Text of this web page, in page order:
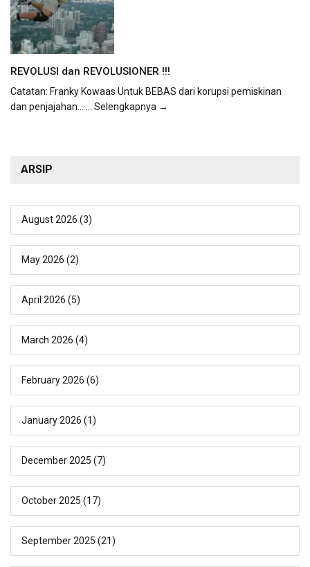
REVOLUSI dan REVOLUSIONER !!!
Catatan: Franky Kowaas Untuk BEBAS dari korupsi pemiskinan
dan penjajahan... ... Selengkapnya →
ARSIP
August 2026 (3)
May 2026 (2)
April 2026 (5)
March 2026 (4)
February 2026 (6)
January 2026 (1)
December 2025 (7)
October 2025 (17)
September 2025 (21)